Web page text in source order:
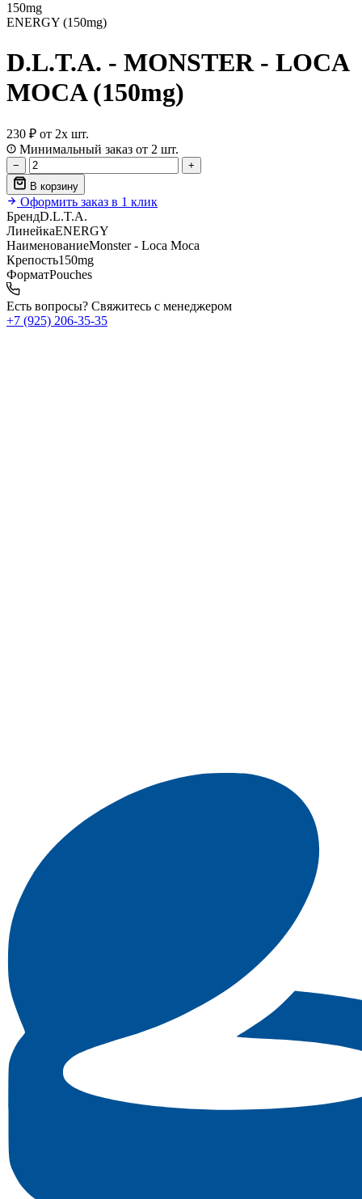
150mg
ENERGY (150mg)
D.L.T.A. - MONSTER - LOCA
MOCA (150mg)
230 ₽ от 2х шт.
Минимальный заказ от 2 шт.
−
+
В корзину
Оформить заказ в 1 клик
БрендD.L.T.A.
ЛинейкаENERGY
НаименованиеMonster - Loca Moca
Крепость150mg
ФорматPouches
Есть вопросы? Свяжитесь с менеджером
+7 (925) 206‑35‑35